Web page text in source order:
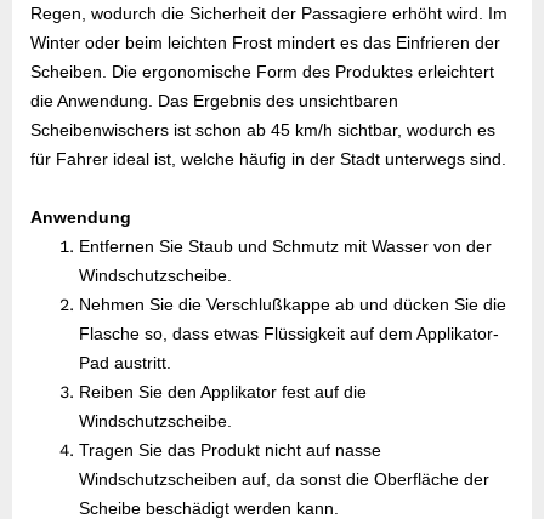
Regen, wodurch die Sicherheit der Passagiere erhöht wird. Im
Winter oder beim leichten Frost mindert es das Einfrieren der
Scheiben. Die ergonomische Form des Produktes erleichtert
die Anwendung. Das Ergebnis des unsichtbaren
Scheibenwischers ist schon ab 45 km/h sichtbar, wodurch es
für Fahrer ideal ist, welche häufig in der Stadt unterwegs sind.
Anwendung
Entfernen Sie Staub und Schmutz mit Wasser von der
Windschutzscheibe.
Nehmen Sie die Verschlußkappe ab und dücken Sie die
Flasche so, dass etwas Flüssigkeit auf dem Applikator-
Pad austritt.
Reiben Sie den Applikator fest auf die
Windschutzscheibe.
Tragen Sie das Produkt nicht auf nasse
Windschutzscheiben auf, da sonst die Oberfläche der
Scheibe beschädigt werden kann.